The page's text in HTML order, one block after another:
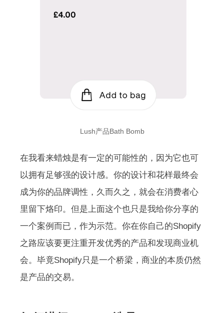
Lush产品Bath Bomb
在我看来蜡烛是有一定的可能性的，因为它也可
以拥有足够强的设计感。你的设计和花样最终会
成为你的品牌调性，久而久之，就会在消费者心
里留下烙印。但是上面这个也只是我给你分享的
一个案例而已，作为示范。你在你自己的Shopify
之路应该要更注重开发优秀的产品和发现商业机
会。毕竟Shopify只是一个桥梁，商业的本质仍然
是产品的交易。